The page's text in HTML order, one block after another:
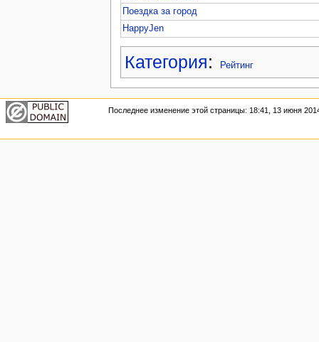
Поездка за город
HappyJen
Категория: Рейтинг
Последнее изменение этой страницы: 18:41, 13 июня